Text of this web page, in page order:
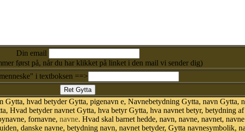
Din email
først på, når du har klikket på linket i den mail vi sender dig)
i textboksen ==>
hvad betyder Gytta, pigenavn e, Navnebetydning Gytta, navn Gytta,
Hvad betyder navnet Gytta, hva betyr Gytta, hva navnet betyr, betydning
fornavne, navne. Hvad skal barnet hedde, navn, navne, navnet,
danske navne, betydning navn, navnet betyder, Gytta navnesymbolik,